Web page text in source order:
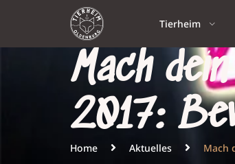
Tierheim
Mach
2017:
Home Aktuelles Mach